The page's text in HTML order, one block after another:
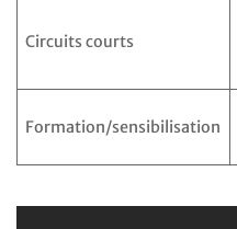
Circuits courts
Formation/sensibilisation